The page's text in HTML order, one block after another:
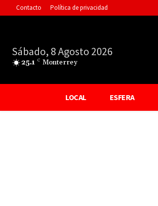
Contacto Política de privacidad
Sábado, 8 Agosto 2026
25.1 C Monterrey
LOCAL ESFERA